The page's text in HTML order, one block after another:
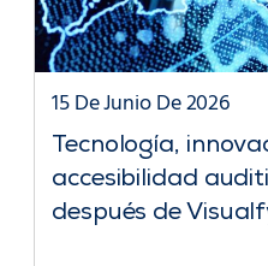
Tecnología,
accesibilidad
después de
15 De Junio De 2026